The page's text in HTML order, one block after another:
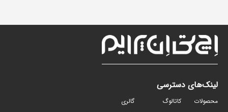
لینک‌های دسترسی
محصولات
کاتالوگ
گالری